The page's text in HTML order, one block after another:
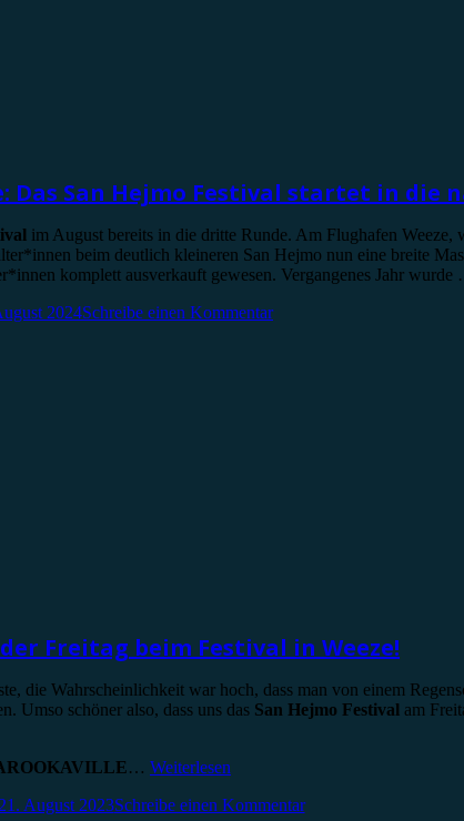
San Hejmo Festival startet in die
im August bereits in die dritte Runde. Am Flughafen Weeze,
beim deutlich kleineren San Hejmo nun eine breite
komplett ausverkauft gewesen. Vergangenes Jahr wurde
2024Schreibe einen Kommentar
Freitag beim Festival in Weeze!
die Wahrscheinlichkeit war hoch, dass man von einem
Umso schöner also, dass uns das San Hejmo Festival am
… Weiterlesen
August 2023Schreibe einen Kommentar